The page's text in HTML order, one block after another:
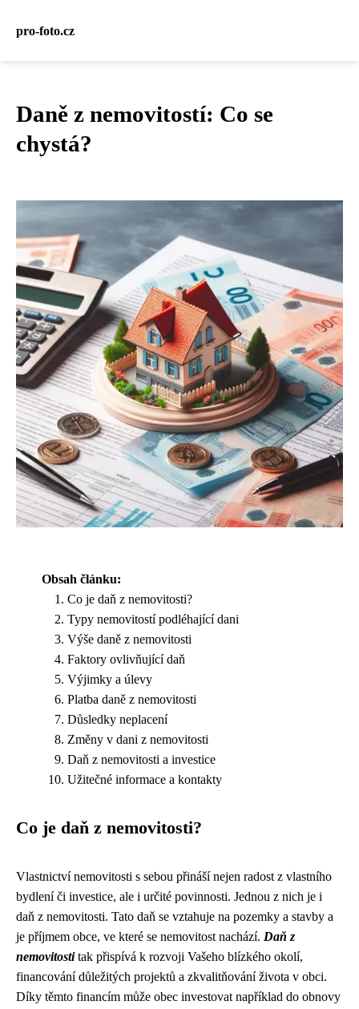
pro-foto.cz
Daně z nemovitostí: Co se
chystá?
Obsah článku:
Co je daň z nemovitosti?
Typy nemovitostí podléhající dani
Výše daně z nemovitosti
Faktory ovlivňující daň
Výjimky a úlevy
Platba daně z nemovitosti
Důsledky neplacení
Změny v dani z nemovitosti
Daň z nemovitosti a investice
Užitečné informace a kontakty
Co je daň z nemovitosti?
Vlastnictví nemovitosti s sebou přináší nejen radost z vlastního
bydlení či investice, ale i určité povinnosti. Jednou z nich je i
daň z nemovitosti. Tato daň se vztahuje na pozemky a stavby a
je příjmem obce, ve které se nemovitost nachází. Daň z
nemovitostitak přispívá k rozvoji Vašeho blízkého okolí,
financování důležitých projektů a zkvalitňování života v obci.
Díky těmto financím může obec investovat například do obnovy